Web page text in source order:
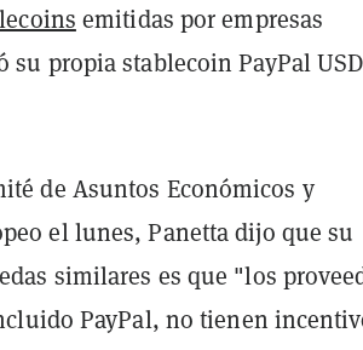
emitidas por empresas
su propia stablecoin PayPal USD
de Asuntos Económicos y
el lunes, Panetta dijo que su
similares es que "los
PayPal, no tienen